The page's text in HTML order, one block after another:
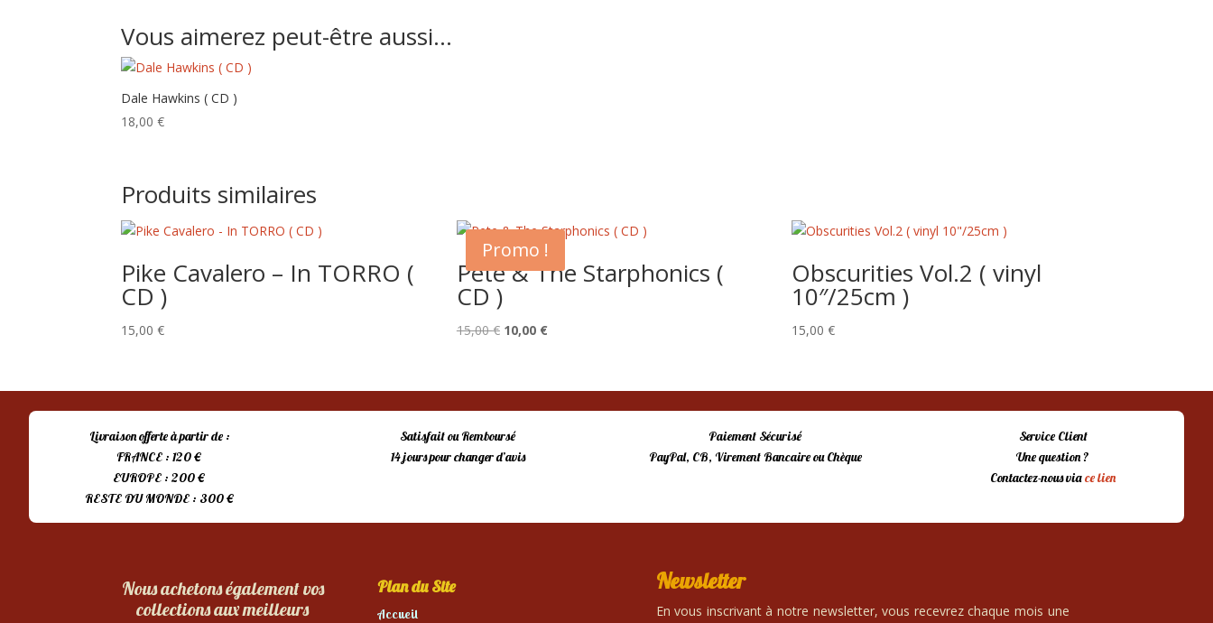
Vous aimerez peut-être aussi…
Dale Hawkins ( CD )
18,00€
Produits similaires
Pike Cavalero – In TORRO (
CD )
15,00€
Promo !
Pete & The Starphonics (
CD )
15,00€ Le
était :
15,00 €.
10,00 €Le
est :
10,00 €.
Obscurities Vol.2 ( vinyl
10″/25cm )
15,00€
Livraison offerte à partir de :
FRANCE : 120 €
EUROPE : 200 €
RESTE DU MONDE : 300 €
Satisfait ou Remboursé
14 jours pour changer d’avis
Paiement Sécurisé
PayPal, CB, Virement Bancaire ou Chèque
Service Client
Une question ?
Contactez-nous viace lien
Nous achetons également vos
collections aux meilleurs
Plan du Site
Accueil
Newsletter
En vous inscrivant à notre newsletter, vous recevrez chaque mois une